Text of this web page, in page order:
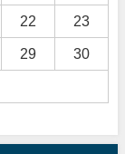
22 23
29 30